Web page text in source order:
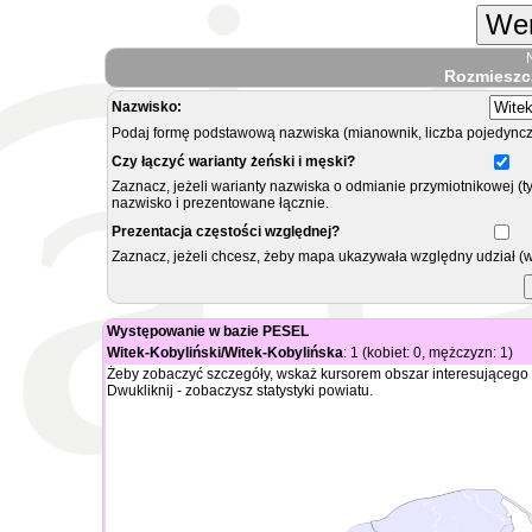
Nazwisko:
Podaj formę podstawową nazwiska (mianownik, liczba
Czy łączyć warianty żeński i męski?
Zaznacz, jeżeli warianty nazwiska o odmianie przymiotnikowej
nazwisko i prezentowane łącznie.
Prezentacja częstości względnej?
Zaznacz, jeżeli chcesz, żeby mapa ukazywała względny
Występowanie w bazie PESEL
Witek-Kobyliński/Witek-Kobylińska: 1 (kobiet: 0, mężczyzn: 1)
Żeby zobaczyć szczegóły, wskaż kursorem obszar
Dwukliknij - zobaczysz statystyki powiatu.